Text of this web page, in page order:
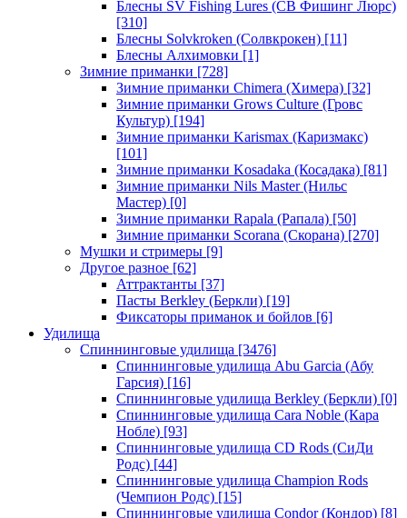
Блесны SV Fishing Lures (СВ Фишинг Люрс)
[310]
Блесны Solvkroken (Солвкрокен) [11]
Блесны Алхимовки [1]
Зимние приманки [728]
Зимние приманки Chimera (Химера) [32]
Зимние приманки Grows Culture (Гровс
Культур) [194]
Зимние приманки Karismax (Каризмакс)
[101]
Зимние приманки Kosadaka (Косадака) [81]
Зимние приманки Nils Master (Нильс
Мастер) [0]
Зимние приманки Rapala (Рапала) [50]
Зимние приманки Scorana (Скорана) [270]
Мушки и стримеры [9]
Другое разное [62]
Аттрактанты [37]
Пасты Berkley (Беркли) [19]
Фиксаторы приманок и бойлов [6]
Удилища
Спиннинговые удилища [3476]
Спиннинговые удилища Abu Garcia (Абу
Гарсия) [16]
Спиннинговые удилища Berkley (Беркли) [0]
Спиннинговые удилища Cara Noble (Кара
Нобле) [93]
Спиннинговые удилища CD Rods (СиДи
Родс) [44]
Спиннинговые удилища Champion Rods
(Чемпион Родс) [15]
Спиннинговые удилища Condor (Кондор) [8]